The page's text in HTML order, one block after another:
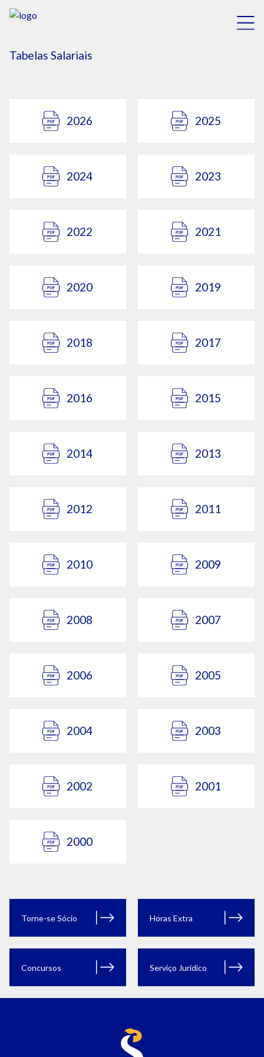
Tabelas Salariais
2026 2025
2024 2023
2022 2021
2020 2019
2018 2017
2016 2015
2014 2013
2012 2011
2010 2009
2008 2007
2006 2005
2004 2003
2002 2001
2000
Torne-se Sócio Horas Extra
Concursos Serviço Jurídico